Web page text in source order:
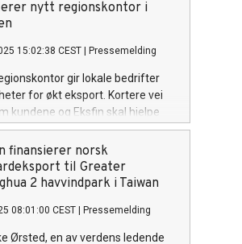
skoler. For å sikre
gjennom byggeperioden
fra Eksfin gjennom
nytt regionskontor i
15:02:38 CEST Pressemelding
gir lokale bedrifter
for økt eksport. Kortere vei
kundene og Eksfin skal hjelpe
med internasjonale
finansierer norsk
til Greater
2 havvindpark i Taiwan
08:01:00 CEST Pressemelding
Ørsted, en av verdens ledende